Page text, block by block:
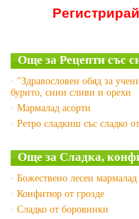
Още за Рецепти със
· "Здравословен обяд за
бурито, сини сливи и орехи
· Мармалад асорти
· Ретро сладкиш със сладко
Още за Сладка,
· Божествено лесен
· Конфитюр от грозде
· Сладко от боровинки